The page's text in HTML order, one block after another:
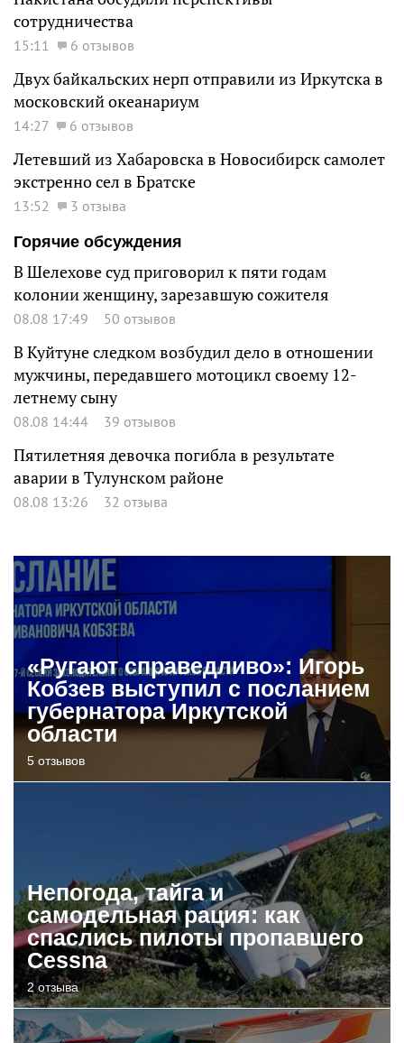
сотрудничества
15:11 6 отзывов
Двух байкальских нерп отправили из Иркутска в
московский океанариум
14:27 6 отзывов
Летевший из Хабаровска в Новосибирск самолет
экстренно сел в Братске
13:52
3 отзыва
Горячие обсуждения
В Шелехове суд приговорил к пяти годам
колонии женщину, зарезавшую сожителя
08.08 17:49 50 отзывов
В Куйтуне следком возбудил дело в отношении
мужчины, передавшего мотоцикл своему 12-
летнему сыну
08.08 14:44 39 отзывов
Пятилетняя девочка погибла в результате
аварии в Тулунском районе
08.08 13:26 32 отзыва
«Ругают справедливо»: Игорь
Кобзев выступил с посланием
губернатора Иркутской
области
5 отзывов
Непогода, тайга и
самодельная рация: как
спаслись пилоты пропавшего
Cessna
2 отзыва